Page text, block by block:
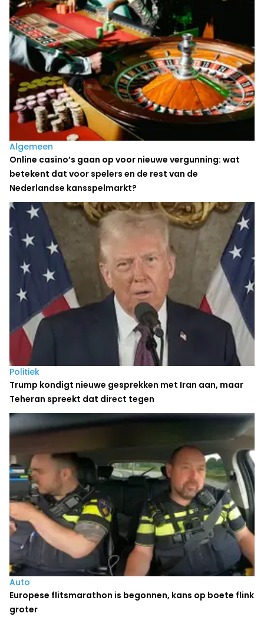
Algemeen
Online casino’s gaan op voor nieuwe vergunning: wat
betekent dat voor spelers en de rest van de
Nederlandse kansspelmarkt?
Politiek
Trump kondigt nieuwe gesprekken met Iran aan, maar
Teheran spreekt dat direct tegen
Auto
Europese flitsmarathon is begonnen, kans op boete flink
groter